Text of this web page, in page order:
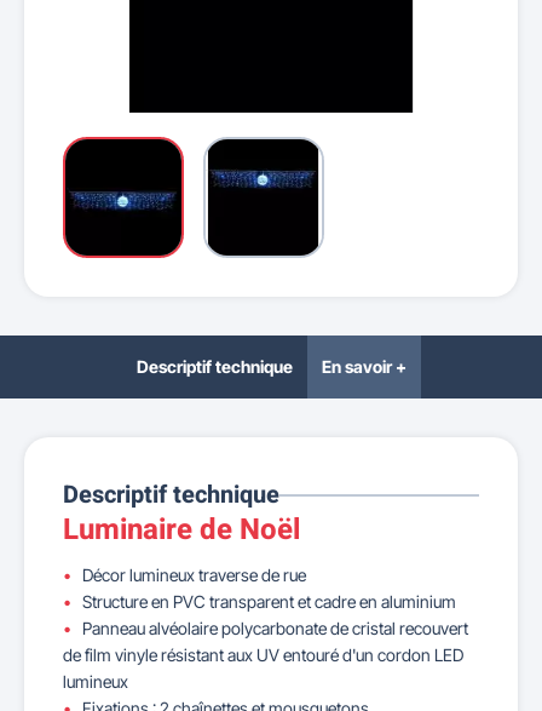
Descriptif technique En savoir +
Descriptif technique
Luminaire de Noël
Décor lumineux traverse de rue
Structure en PVC transparent et cadre en aluminium
Panneau alvéolaire polycarbonate de cristal recouvert
de film vinyle résistant aux UV entouré d'un cordon LED
lumineux